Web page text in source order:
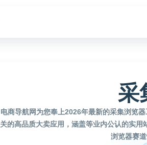
采
电商导航网为您奉上2026年最新的采集浏览
关的高品质大卖应用，涵盖等业内公认的实
浏览器赛